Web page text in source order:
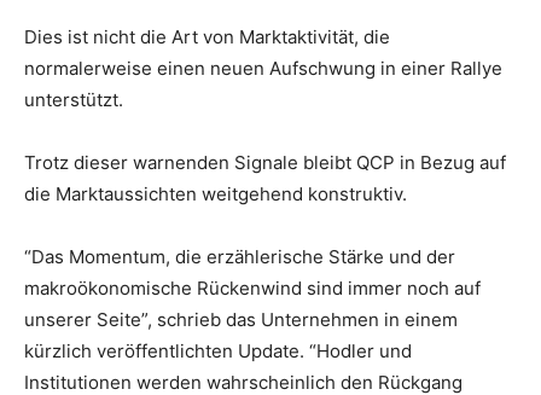
Dies ist nicht die Art von Marktaktivität, die
normalerweise einen neuen Aufschwung in einer Rallye
unterstützt.
Trotz dieser warnenden Signale bleibt QCP in Bezug auf
die Marktaussichten weitgehend konstruktiv.
“Das Momentum, die erzählerische Stärke und der
makroökonomische Rückenwind sind immer noch auf
unserer Seite”, schrieb das Unternehmen in einem
kürzlich veröffentlichten Update. “Hodler und
Institutionen werden wahrscheinlich den Rückgang